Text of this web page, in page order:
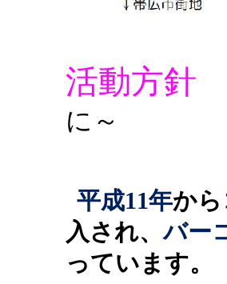
活動方針
に～
平成11年から
入され、バー
っています。